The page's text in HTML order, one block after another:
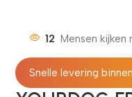
12 Mensen kijken
Snelle levering